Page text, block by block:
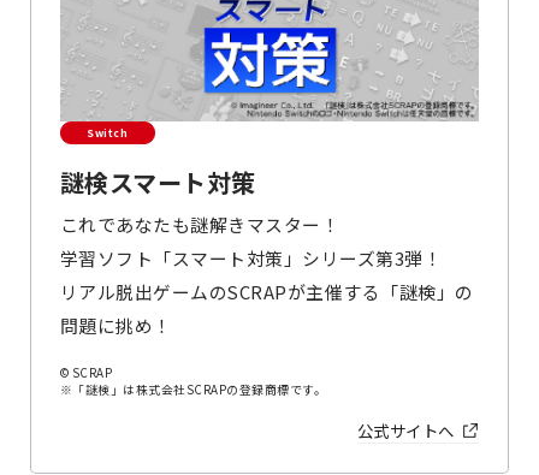
Switch
謎検スマート対策
これであなたも謎解きマスター！
学習ソフト「スマート対策」シリーズ第3弾！
リアル脱出ゲームのSCRAPが主催する「謎検」の
問題に挑め！
© SCRAP
※「謎検」は株式会社SCRAPの登録商標です。
公式サイトへ